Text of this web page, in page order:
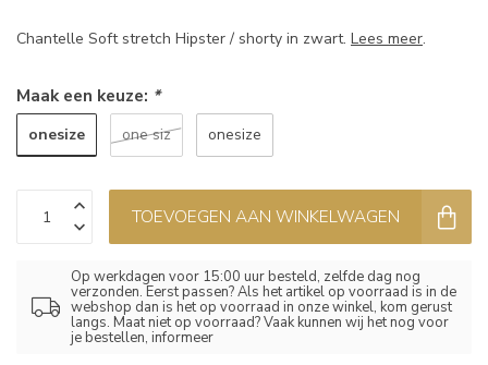
Chantelle Soft stretch Hipster / shorty in zwart. Lees meer.
Maak een keuze: *
onesize one siz onesize
TOEVOEGEN AAN WINKELWAGEN
Op werkdagen voor 15:00 uur besteld, zelfde dag nog
verzonden. Eerst passen? Als het artikel op voorraad is in de
webshop dan is het op voorraad in onze winkel, kom gerust
langs. Maat niet op voorraad? Vaak kunnen wij het nog voor
je bestellen, informeer